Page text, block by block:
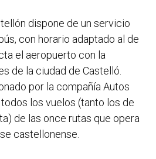
dispone de un servicio
con horario adaptado al de
el aeropuerto con la
de la ciudad de Castelló.
por la compañía Autos
los vuelos (tanto los de
de las once rutas que opera
castellonense.